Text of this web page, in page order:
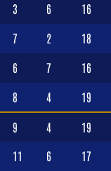
3 6 16
7 2 18
6 7 16
8 4 19
9 4 19
11 6 17